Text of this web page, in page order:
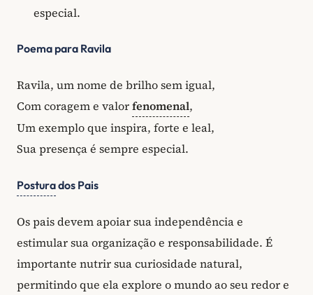
especial.
Poema para Ravila
Ravila, um nome de brilho sem igual,
Com coragem e valorfenomenal,
Um exemplo que inspira, forte e leal,
Sua presença é sempre especial.
Posturados Pais
Os pais devem apoiar sua independência e
estimular sua organização e responsabilidade. É
importante nutrir sua curiosidade natural,
permitindo que ela explore o mundo ao seu redor e